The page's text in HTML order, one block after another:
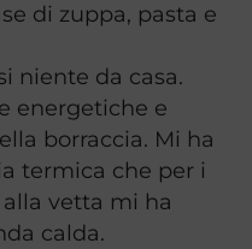
di zuppa, pasta e
niente da casa.
energetiche e
borraccia. Mi ha
termica che per i
vetta mi ha
calda.